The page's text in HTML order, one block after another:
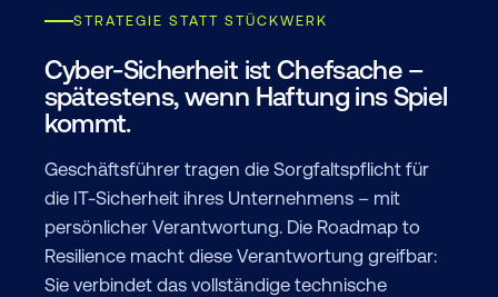
STRATEGIE STATT STÜCKWERK
Cyber-Sicherheit ist Chefsache –
spätestens, wenn Haftung ins Spiel
kommt.
Geschäftsführer tragen die Sorgfaltspflicht für
die IT-Sicherheit ihres Unternehmens – mit
persönlicher Verantwortung. Die Roadmap to
Resilience macht diese Verantwortung greifbar:
Sie verbindet das vollständige technische